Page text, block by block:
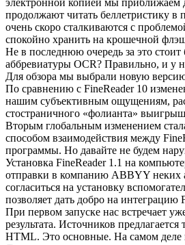
продолжают читать беллетристику
очень скоро сталкиваются с
спокойно хранить на крошечной
Не в последнюю очередь за это
аббревиатуры OCR? Правильно, и у
Для обзора мы выбрали новую
По сравнению с FineReader 10
нашим субъективным ощущениям,
стостраничного «фолианта»
Вторым глобальным изменением
способом взаимодействия между
программы. Но давайте не будем
Установка FineReader 1.1 на
отправки в компанию ABBYY неких
согласиться на установку
позволяет дать добро на
При первом запуске нас встречает
результата. Источников
HTML. Это основные. На самом